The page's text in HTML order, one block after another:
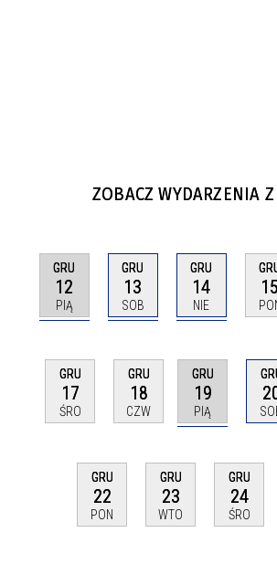
ZOBACZ WYDARZENIA
GRU
12
PIĄ
GRU
13
SOB
GRU
14
NIE
15
GRU
17
ŚRO
GRU
18
CZW
GRU
19
PIĄ
GRU
22
PON
GRU
23
WTO
GRU
24
ŚRO